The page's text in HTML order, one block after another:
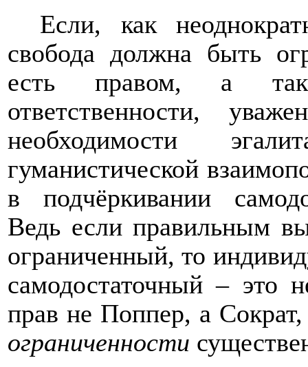
Если, как
свобода должна быть
есть правом, а
ответственности,
необходимости
гуманистической
в подчёркивании
Ведь если правильным
ограниченный, то
самодостаточный – это
прав не Поппер, а
ограниченности